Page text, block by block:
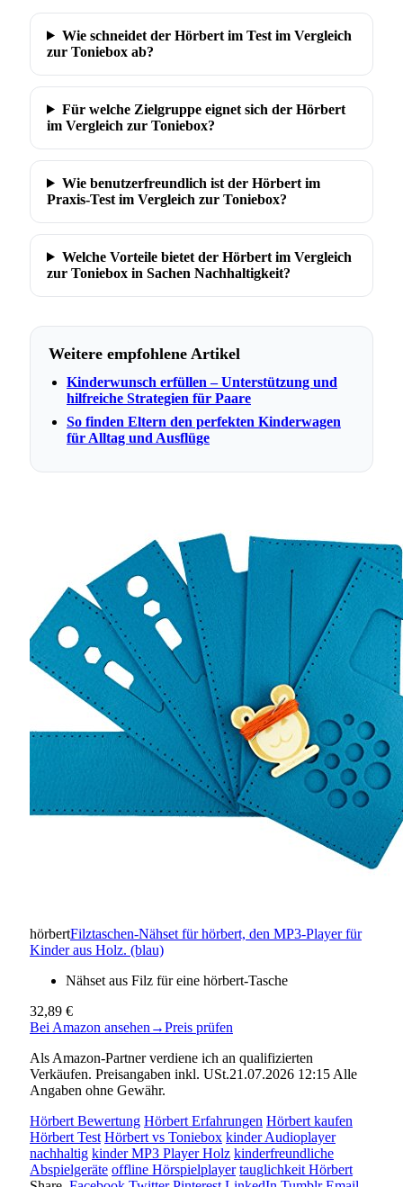
Wie schneidet der Hörbert im Test im Vergleich
zur Toniebox ab?
Für welche Zielgruppe eignet sich der Hörbert
im Vergleich zur Toniebox?
Wie benutzerfreundlich ist der Hörbert im
Praxis-Test im Vergleich zur Toniebox?
Welche Vorteile bietet der Hörbert im Vergleich
zur Toniebox in Sachen Nachhaltigkeit?
Weitere empfohlene Artikel
Kinderwunsch erfüllen – Unterstützung und
hilfreiche Strategien für Paare
So finden Eltern den perfekten Kinderwagen
für Alltag und Ausflüge
hörbertFilztaschen-Nähset für hörbert, den MP3-Player für
Kinder aus Holz. (blau)
Nähset aus Filz für eine hörbert-Tasche
32,89 €
Bei Amazon ansehen →Preis prüfen
Als Amazon-Partner verdiene ich an qualifizierten
Verkäufen. Preisangaben inkl. USt.21.07.2026 12:15 Alle
Angaben ohne Gewähr.
Hörbert Bewertung Hörbert Erfahrungen Hörbert kaufen
Hörbert Test Hörbert vs Toniebox kinder Audioplayer
nachhaltig kinder MP3 Player Holz kinderfreundliche
Abspielgeräte offline Hörspielplayer tauglichkeit Hörbert